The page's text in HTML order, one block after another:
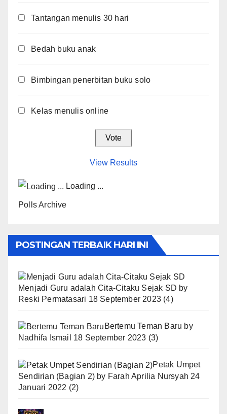
Tantangan menulis 30 hari
Bedah buku anak
Bimbingan penerbitan buku solo
Kelas menulis online
View Results
Loading ...
Polls Archive
POSTINGAN TERBAIK HARI INI
Menjadi Guru adalah Cita-Citaku Sejak SD by
Reski Permatasari 18 September 2023 (4)
Bertemu Teman Baru by
Nadhifa Ismail
18 September 2023 (3)
Petak Umpet
Sendirian (Bagian 2) by Farah Aprilia Nursyah 24
Januari 2022 (2)